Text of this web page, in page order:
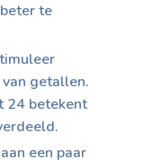
te
getallen.
24 betekent
een paar